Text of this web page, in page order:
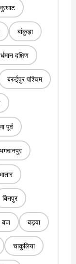
बांकुड़ा
दक्षिण
बरुईपुर पश्चिम
पूर्व
भगवानपुर
बिनपुर
बज बड़वा
चाकुलिया